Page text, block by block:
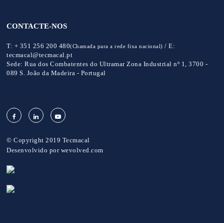
CONTACTE-NOS
T: + 351 256 200 480(Chamada para a rede fixa nacional) /E:
tecmacal@tecmacal.pt
Sede: Rua dos Combatentes do Ultramar Zona Industrial nº 1, 3700 -
089 S. João da Madeira - Portugal
© Copyright 2019 Tecmacal
Desenvolvido por wevolved.com